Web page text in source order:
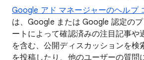
Google アド マネージャーのヘルプ
は、Google または Google 認定の
ートによって確認済みの注目記事や
を含む、公開ディスカッションを検
を投稿したり、他のユーザーの質問